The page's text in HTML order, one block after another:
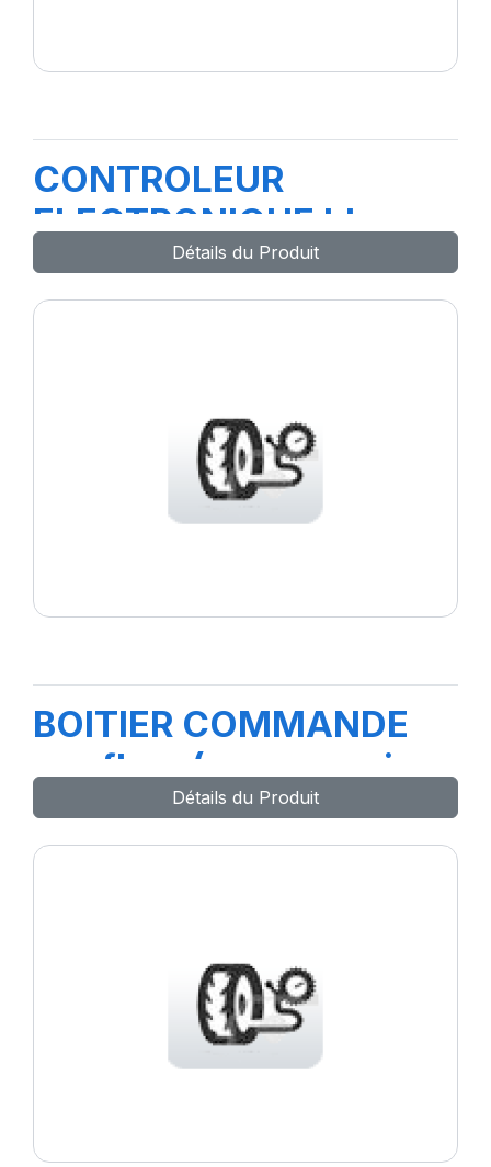
CONTROLEUR
ELECTRONIQUE bleu
66127-67Détails du Produit
BOITIER COMMANDE
gonflage(acc coussin
de levage )Détails du Produit